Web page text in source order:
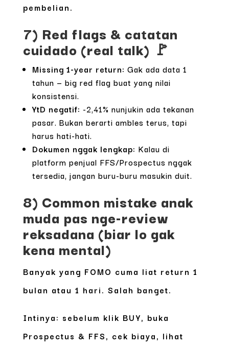
pembelian.
7) Red flags & catatan
cuidado (real talk) 🚩
Missing 1-year return: Gak ada data 1
tahun — big red flag buat yang nilai
konsistensi.
YtD negatif: -2,41% nunjukin ada tekanan
pasar. Bukan berarti ambles terus, tapi
harus hati-hati.
Dokumen nggak lengkap: Kalau di
platform penjual FFS/Prospectus nggak
tersedia, jangan buru-buru masukin duit.
8) Common mistake anak
muda pas nge-review
reksadana (biar lo gak
kena mental)
Banyak yang FOMO cuma liat return 1
bulan atau 1 hari. Salah banget.
Intinya: sebelum klik BUY, buka
Prospectus & FFS, cek biaya, lihat